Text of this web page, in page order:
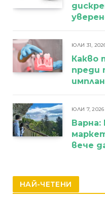
ЮЛИ 31,
Какво
преди
ЮЛИ 7, 2026
вече
НАЙ-ЧЕТЕНИ